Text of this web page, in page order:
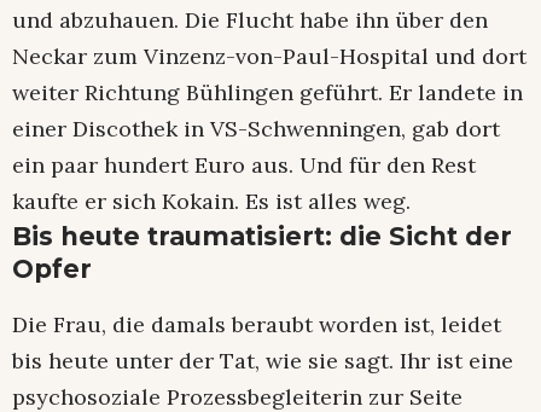
und abzuhauen. Die Flucht habe ihn über den
Neckar zum Vinzenz-von-Paul-Hospital und dort
weiter Richtung Bühlingen geführt. Er landete in
einer Discothek in VS-Schwenningen, gab dort
ein paar hundert Euro aus. Und für den Rest
kaufte er sich Kokain. Es ist alles weg.
Bis heute traumatisiert: die Sicht der
Opfer
Die Frau, die damals beraubt worden ist, leidet
bis heute unter der Tat, wie sie sagt. Ihr ist eine
psychosoziale Prozessbegleiterin zur Seite